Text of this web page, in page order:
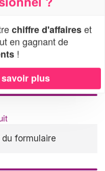
contributors,CC-BY-SA
formulaire
chiffre d'affaireset
en gagnant de
!
savoir plus